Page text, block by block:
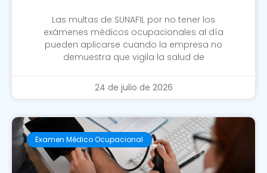
Las multas de SUNAFIL por no tener los
exámenes médicos ocupacionales al día
pueden aplicarse cuando la empresa no
demuestra que vigila la salud de
24 de julio de 2026
Examen Médico Ocupacional